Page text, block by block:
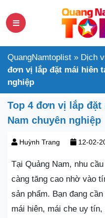
QuangNamtoplist » Dịch
đơn vị lắp đặt mái hiên
nghiệp
Top 4 đơn vị lắp
Nam chuyên nghiệp
Huỳnh Trang 12-02-
Tại Quảng Nam, nhu
càng tăng cao nhờ vào
sản phẩm. Bạn đang
mái hiên, mái che uy